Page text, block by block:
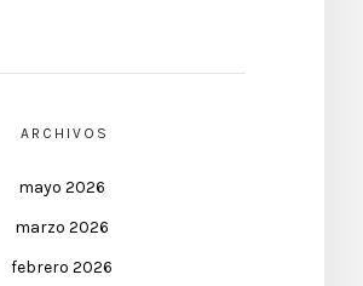
ARCHIVOS
mayo 2026
marzo 2026
febrero 2026